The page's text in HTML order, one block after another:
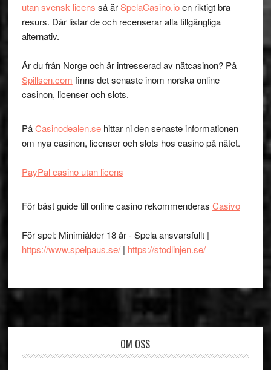
utan svensk licens så ärSpelaCasino.ioen riktigt bra
resurs. Där listar de och recenserar alla tillgängliga
alternativ.
Är du från Norge och är intresserad av nätcasinon? På
Spillsen.com finns det senaste inom norska online
casinon, licenser och slots.
PåCasinodealen.sehittar ni den senaste informationen
om nya casinon, licenser och slots hos casino på nätet.
PayPal casino utan licens
För bäst guide till online casino rekommenderas Casivo
För spel: Minimiålder 18 år - Spela ansvarsfullt |
https://www.spelpaus.se/| https://stodlinjen.se/
OM OSS